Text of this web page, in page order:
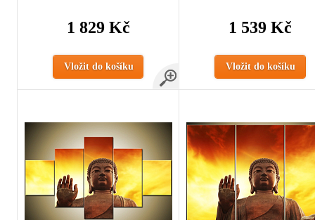
1 829 Kč
Vložit do košíku
1 539 Kč
Vložit do košíku